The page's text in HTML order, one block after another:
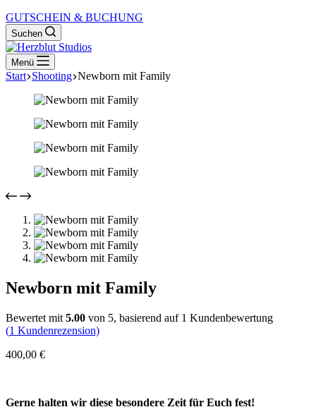
GUTSCHEIN & BUCHUNG
Suchen
Menü
Start Shooting Newborn mit Family
Newborn mit Family
Bewertet mit 5.00 von 5, basierend auf 1 Kundenbewertung
(1 Kundenrezension)
400,00 €
Gerne halten wir diese besondere Zeit für Euch fest!